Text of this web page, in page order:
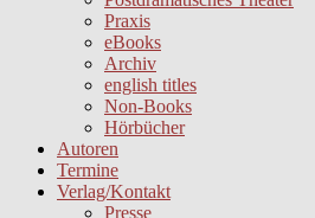
Praxis
eBooks
Archiv
english titles
Non-Books
Hörbücher
Autoren
Termine
Verlag/Kontakt
Presse